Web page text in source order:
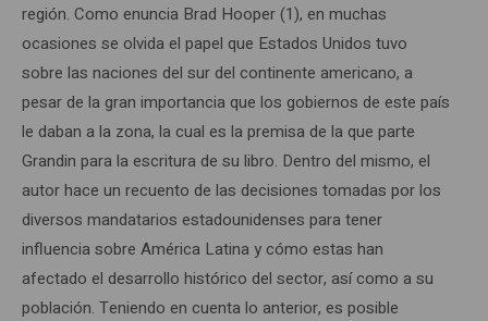
región. Como enuncia Brad Hooper (1), en muchas
ocasiones se olvida el papel que Estados Unidos tuvo
sobre las naciones del sur del continente americano, a
pesar de la gran importancia que los gobiernos de este país
le daban a la zona, la cual es la premisa de la que parte
Grandin para la escritura de su libro. Dentro del mismo, el
autor hace un recuento de las decisiones tomadas por los
diversos mandatarios estadounidenses para tener
influencia sobre América Latina y cómo estas han
afectado el desarrollo histórico del sector, así como a su
población. Teniendo en cuenta lo anterior, es posible